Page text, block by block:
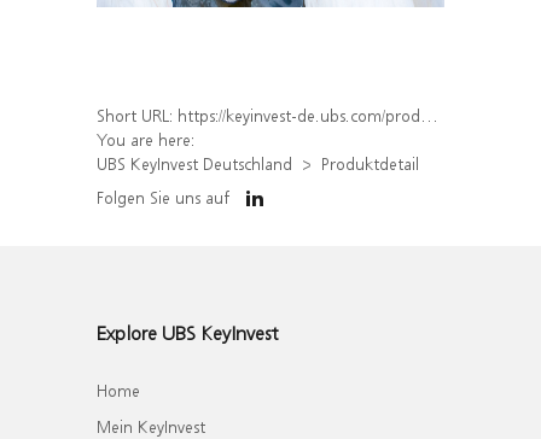
Short URL: https://keyinvest-de.ubs.com/produkt/detail/index/isin/DE000WA1WXV1
You are here:
UBS KeyInvest Deutschland
Produktdetail
Folgen Sie uns auf
Explore UBS KeyInvest
Home
Mein KeyInvest